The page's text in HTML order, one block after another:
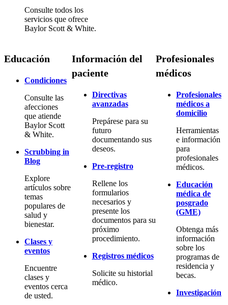
Consulte todos los
servicios que ofrece
Baylor Scott & White.
Educación
Condiciones
Consulte las
afecciones
que atiende
Baylor Scott
& White.
Scrubbing in
Blog
Explore
artículos sobre
temas
populares de
salud y
bienestar.
Clases y
eventos
Encuentre
clases y
eventos cerca
de usted.
Información del
paciente
Directivas
avanzadas
Prepárese para su
futuro
documentando sus
deseos.
Pre-registro
Rellene los
formularios
necesarios y
presente los
documentos para su
próximo
procedimiento.
Registros médicos
Solicite su historial
médico.
Profesionales
médicos
Profesionales
médicos a
domicilio
Herramientas
e información
para
profesionales
médicos.
Educación
médica de
posgrado
(GME)
Obtenga más
información
sobre los
programas de
residencia y
becas.
Investigación